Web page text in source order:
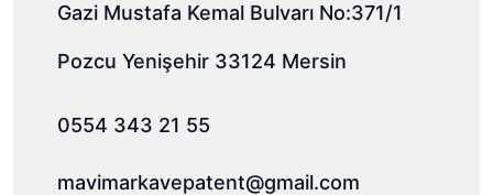
Gazi Mustafa Kemal Bulvarı No:371/1
Pozcu Yenişehir 33124 Mersin
0554 343 21 55
mavimarkavepatent@gmail.com